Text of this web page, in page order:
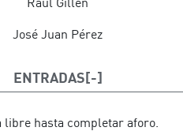
José Juan Pérez
ENTRADAS
libre hasta completar aforo.